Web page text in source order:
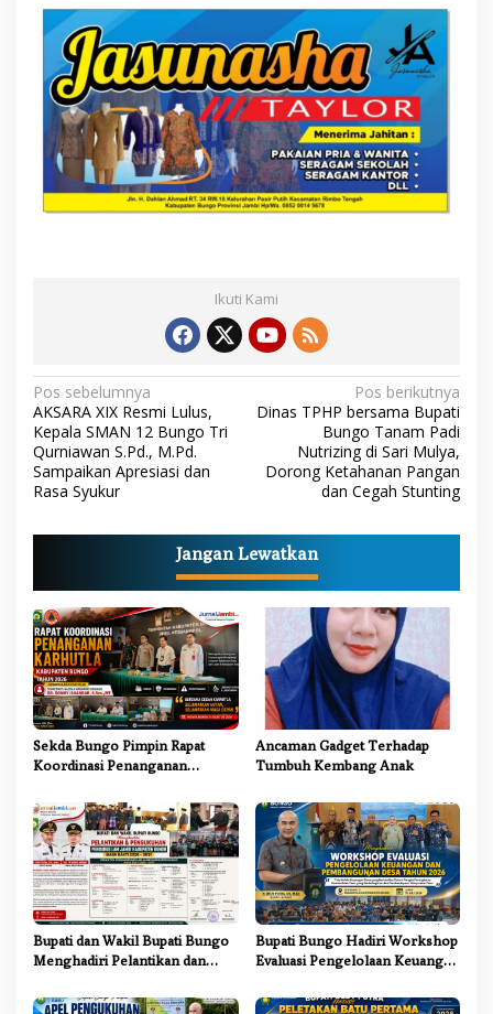
Ikuti Kami
N
a
v
i
s
i
p
o
s
Pos sebelumnya
AKSARA XIX Resmi Lulus,
Kepala SMAN 12 Bungo Tri
Qurniawan S.Pd., M.Pd.
Sampaikan Apresiasi dan
Rasa Syukur
Pos berikutnya
Dinas TPHP bersama Bupati
Bungo Tanam Padi
Nutrizing di Sari Mulya,
Dorong Ketahanan Pangan
dan Cegah Stunting
Jangan Lewatkan
Sekda Bungo Pimpin Rapat
Koordinasi Penanganan
Sinergi Lintas Sektor
Ancaman Gadget Terhadap
Tumbuh Kembang Anak
Bupati dan Wakil Bupati Bungo
Menghadiri Pelantikan dan
Jambi Kabupaten Bungo
Bupati Bungo Hadiri Workshop
Evaluasi Pengelolaan Keuangan
2026